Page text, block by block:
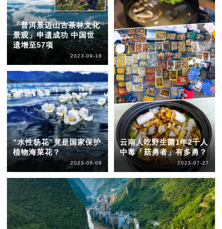
「普洱景迈山古茶林文化
景观」申遗成功 中国世
遗增至57项
2023-09-18
“水性杨花”竟是国家保护
植物海菜花？
2023-08-09
云南人吃野生菌1年2千人
中毒「菇勇者」有多勇？
2023-07-27